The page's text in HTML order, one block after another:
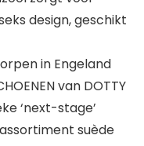
design, geschikt
in Engeland
van DOTTY
‘next-stage’
suède